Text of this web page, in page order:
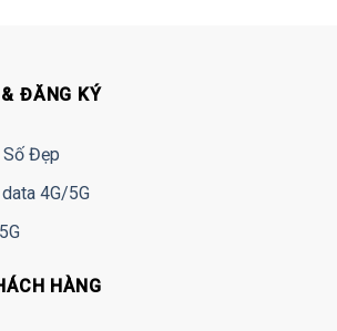
ĐĂNG KÝ
Số Đẹp
4G/5G
HÀNG